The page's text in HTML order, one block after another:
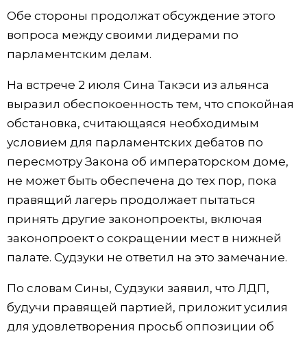
От редакции
Обе стороны продолжат обсуждение этого
вопроса между своими лидерами по
парламентским делам.
На встрече 2 июля Сина Такэси из альянса
выразил обеспокоенность тем, что спокойная
обстановка, считающаяся необходимым
условием для парламентских дебатов по
пересмотру Закона об императорском доме,
не может быть обеспечена до тех пор, пока
правящий лагерь продолжает пытаться
принять другие законопроекты, включая
законопроект о сокращении мест в нижней
палате. Судзуки не ответил на это замечание.
По словам Сины, Судзуки заявил, что ЛДП,
будучи правящей партией, приложит усилия
для удовлетворения просьб оппозиции об